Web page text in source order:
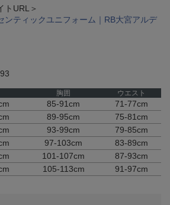
トURL＞
ンティックユニフォーム｜RB大宮アルデ
胸囲 ウエスト
85-91cm
71-77cm
89-95cm
75-81cm
93-99cm
79-85cm
97-103cm
83-89cm
101-107cm
87-93cm
105-113cm 91-97cm